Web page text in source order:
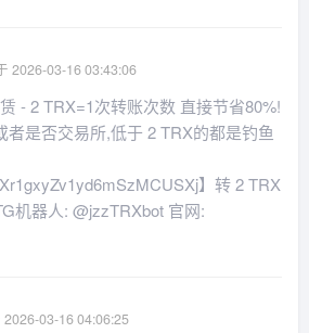
2026-03-16 03:43:06
- 2 TRX=1次转账次数 直接节省80%!
者是否交易所,低于 2 TRX的都是钓鱼
】转 2 TRX
机器人: @jzzTRXbot 官网:
2026-03-16 04:06:25